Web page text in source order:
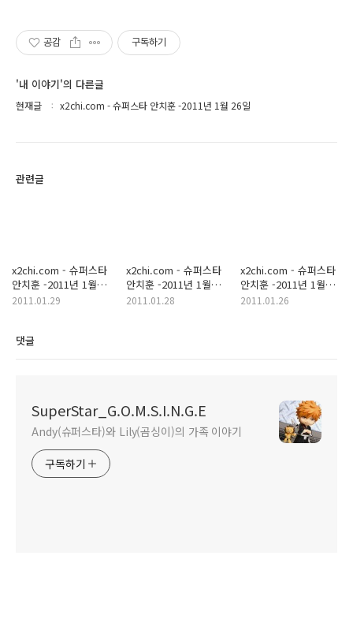
공감 구독하기
'내 이야기'의 다른글
현재글 x2chi.com - 슈퍼스타 안치훈 -2011년 1월 26일
관련글
x2chi.com - 슈퍼스타
안치훈 -2011년 1월
28일
2011.01.29
x2chi.com - 슈퍼스타
안치훈 -2011년 1월
27일
2011.01.28
x2chi.com - 슈퍼스타
안치훈 -2011년 1월
25일
2011.01.26
댓글
SuperStar_G.O.M.S.I.N.G.E
Andy(슈퍼스타)와 Lily(곰싱이)의 가족 이야기
구독하기